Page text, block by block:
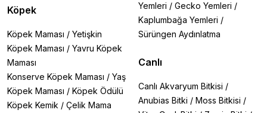
Köpek
Köpek Maması / Yetişkin
Köpek Maması / Yavru Köpek
Maması
Konserve Köpek Maması / Yaş
Köpek Maması / Köpek Ödülü
Köpek Kemik / Çelik Mama
Yemleri / Gecko Yemleri /
Kaplumbağa Yemleri /
Sürüngen Aydınlatma
Canlı
Canlı Akvaryum Bitkisi /
Anubias Bitki / Moss Bitkisi /